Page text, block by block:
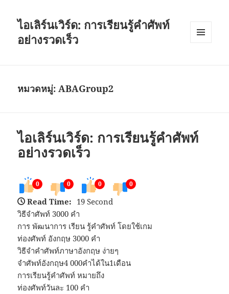
ไอเลิร์นเวิร์ด: การเรียนรู้คำศัพท์
อย่างรวดเร็ว
หมวดหมู่:ABAGroup2
ไอเลิร์นเวิร์ด: การเรียนรู้คำศัพท์
อย่างรวดเร็ว
0 0 0 0
Read Time: 19 Second
วิธีจำศัพท์ 3000 คำ
การ พัฒนาการ เรียน รู้คำศัพท์ โดยใช้เกม
ท่องศัพท์ อังกฤษ 3000 คํา
วิธีจําคําศัพท์ภาษาอังกฤษ ง่ายๆ
จําศัพท์อังกฤษ4 000คําได้ใน1เดือน
การเรียนรู้คําศัพท์ หมายถึง
ท่องศัพท์วันละ 100 คํา